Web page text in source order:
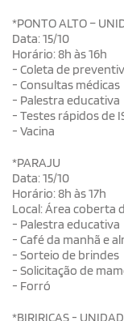
*PONTO ALTO –
Data: 15/10
Horário: 8h às 16h
- Coleta de
- Consultas médicas
- Palestra educativa
- Testes rápidos de
- Vacina
*PARAJU
Data: 15/10
Horário: 8h às 17h
Local: Área coberta
- Palestra educativa
- Café da manhã e
- Sorteio de brindes
- Solicitação de
- Forró
*BIRIRICAS -